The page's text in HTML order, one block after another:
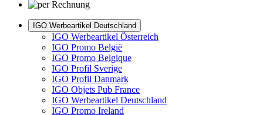
IGO Werbeartikel Deutschland
IGO Werbeartikel Österreich
IGO Promo België
IGO Promo Belgique
IGO Profil Sverige
IGO Profil Danmark
IGO Objets Pub France
IGO Werbeartikel Deutschland
IGO Promo Ireland